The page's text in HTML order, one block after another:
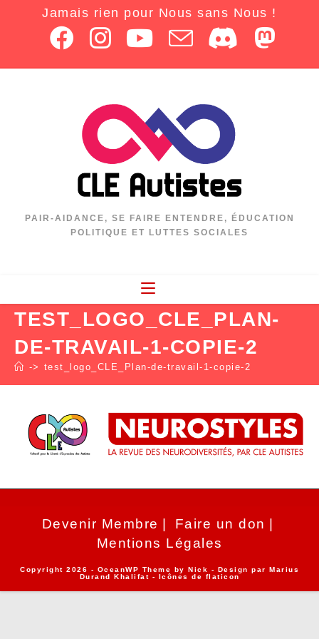
Jamais rien pour Nous sans Nous !
PAIR-AIDANCE, SE FAIRE ENTENDRE, ÉDUCATION
POLITIQUE ET LUTTES SOCIALES
TEST_LOGO_CLE_PLAN-
DE-TRAVAIL-1-COPIE-2
-> test_logo_CLE_Plan-de-travail-1-copie-2
Devenir Membre
Faire un don
Mentions Légales
Copyright 2026 - OceanWP Theme by Nick - Design par
Marius
Durand Khalifat - Icônes de flaticon